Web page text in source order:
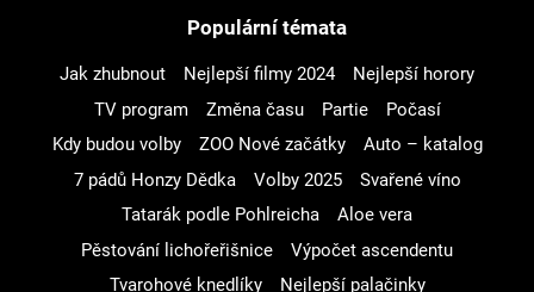
Populární témata
Jak zhubnout Nejlepší filmy 2024
Nejlepší horory
TV program
Změna času Partie
Počasí
Kdy budou volby
ZOO Nové začátky
Auto – katalog
7 pádů Honzy Dědka
Volby 2025
Svařené víno
Tatarák podle Pohlreicha
Aloe vera
Pěstování lichořeřišnice
Výpočet ascendentu
Tvarohové knedlíky
Nejlepší palačinky